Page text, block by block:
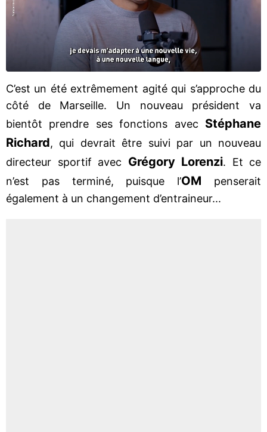
C’est un été extrêmement agité qui s’approche du
côté de Marseille. Un nouveau président va
bientôt prendre ses fonctions avec Stéphane
Richard, qui devrait être suivi par un nouveau
directeur sportif avec Grégory Lorenzi. Et ce
n’est pas terminé, puisque l’OM penserait
également à un changement d’entraineur...